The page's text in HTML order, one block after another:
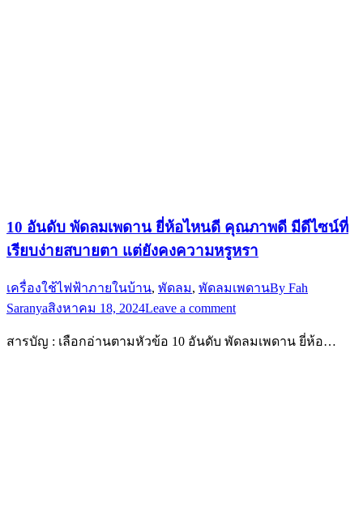
10 อันดับ พัดลมเพดาน ยี่ห้อไหนดี คุณภาพดี มีดีไซน์ที่
เรียบง่ายสบายตา แต่ยังคงความหรูหรา
เครื่องใช้ไฟฟ้าภายในบ้าน, พัดลม, พัดลมเพดานBy Fah
Saranyaสิงหาคม 18, 2024Leave a comment
สารบัญ : เลือกอ่านตามหัวข้อ 10 อันดับ พัดลมเพดาน ยี่ห้อ…